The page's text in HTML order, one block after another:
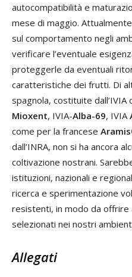
autocompatibilità e
mese di maggio.
sul comportamento negli
verificare l’eventuale
proteggerle da eventuali
caratteristiche dei frutti. Di
spagnola, costituite dall’IVIA
Mioxent, IVIA-Alba-69, IVIA
come per la francese
dall’INRA, non si ha ancora
coltivazione nostrani.
istituzioni, nazionali e
ricerca e sperimentazione
resistenti, in modo da
selezionati nei nostri
Allegati